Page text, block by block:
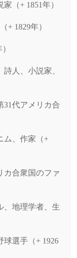
（+ 1851年）
+ 1829年）
人、小説家、
31代アメリカ合
ム、作家（+
カ合衆国のファ
、地理学者、生
球選手（+ 1926